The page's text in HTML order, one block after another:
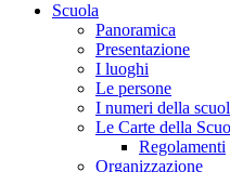
Scuola
Panoramica
Presentazione
I luoghi
Le persone
I numeri della
Le Carte della
Regolamenti
Organizzazione